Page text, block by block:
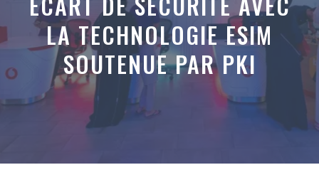
LA TECHNOLOGIE ESIM
SOUTENUE PAR PKI